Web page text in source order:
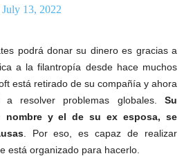
July 13, 2022
podrá donar su dinero es gracias a
a la filantropía desde hace muchos
está retirado de su compañía y ahora
resolver problemas globales. Su
nombre y el de su ex esposa, se
. Por eso, es capaz de realizar
está organizado para hacerlo.